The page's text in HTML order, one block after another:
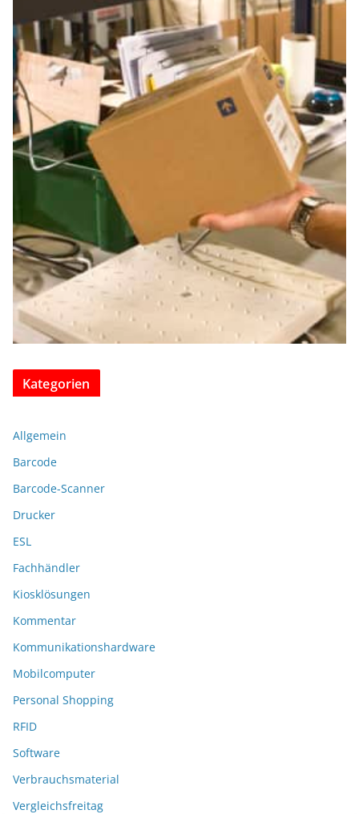
Kategorien
Allgemein
Barcode
Barcode-Scanner
Drucker
ESL
Fachhändler
Kiosklösungen
Kommentar
Kommunikationshardware
Mobilcomputer
Personal Shopping
RFID
Software
Verbrauchsmaterial
Vergleichsfreitag